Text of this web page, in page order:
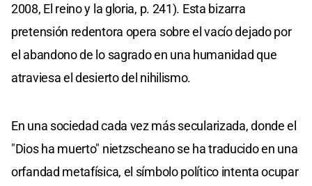
2008, El reino y la gloria, p. 241). Esta bizarra
pretensión redentora opera sobre el vacío dejado por
el abandono de lo sagrado en una humanidad que
atraviesa el desierto del nihilismo.
En una sociedad cada vez más secularizada, donde el
"Dios ha muerto" nietzscheano se ha traducido en una
orfandad metafísica, el símbolo político intenta ocupar